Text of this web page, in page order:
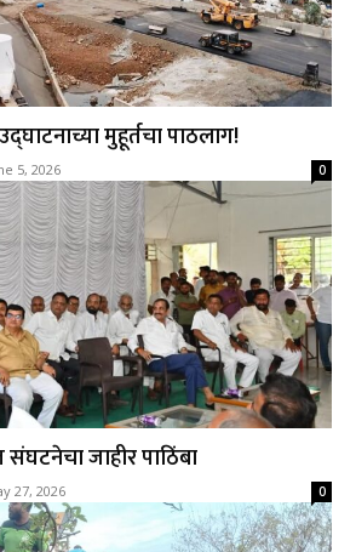
मुहूर्तचा पाठलाग!
5, 2026 0
जाहीर पाठिंबा
27, 2026 0